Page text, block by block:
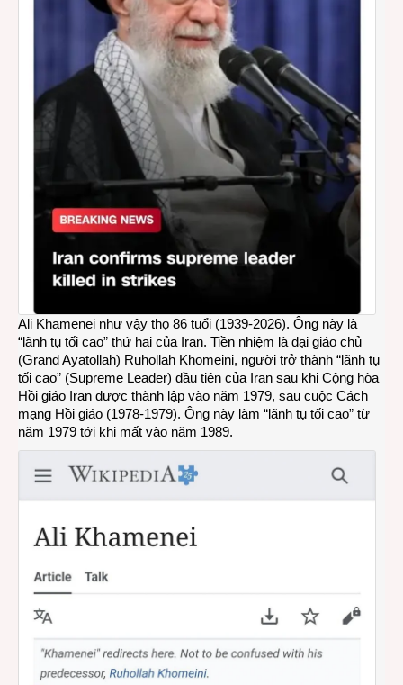
Ali Khamenei như vậy thọ 86 tuổi (1939-2026). Ông này là
“lãnh tụ tối cao” thứ hai của Iran. Tiền nhiệm là đại giáo chủ
(Grand Ayatollah) Ruhollah Khomeini, người trở thành “lãnh tụ
tối cao” (Supreme Leader) đầu tiên của Iran sau khi Cộng hòa
Hồi giáo Iran được thành lập vào năm 1979, sau cuộc Cách
mạng Hồi giáo (1978-1979). Ông này làm “lãnh tụ tối cao” từ
năm 1979 tới khi mất vào năm 1989.